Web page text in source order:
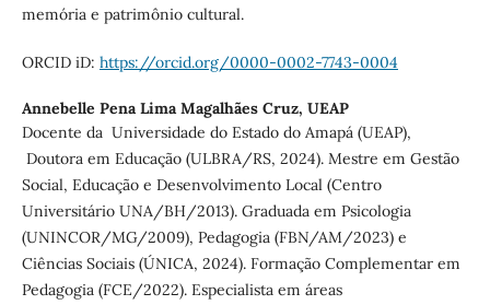
memória e patrimônio cultural.
ORCID iD: https://orcid.org/0000-0002-7743-0004
Annebelle Pena Lima Magalhães Cruz, UEAP
Docente da Universidade do Estado do Amapá (UEAP),
Doutora em Educação (ULBRA/RS, 2024). Mestre em Gestão
Social, Educação e Desenvolvimento Local (Centro
Universitário UNA/BH/2013). Graduada em Psicologia
(UNINCOR/MG/2009), Pedagogia (FBN/AM/2023) e
Ciências Sociais (ÚNICA, 2024). Formação Complementar em
Pedagogia (FCE/2022). Especialista em áreas